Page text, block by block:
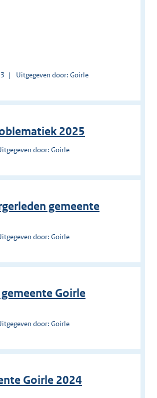
Uitgegeven door: Goirle
2025
door: Goirle
gemeente
door: Goirle
Goirle
door: Goirle
Goirle 2024